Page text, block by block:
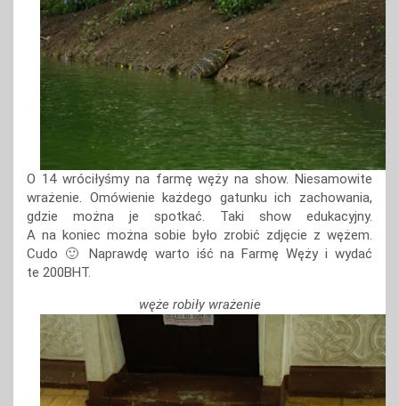
O 14 wróciłyśmy na farmę węży na show. Niesamowite
wrażenie. Omówienie każdego gatunku ich zachowania,
gdzie można je spotkać. Taki show edukacyjny.
A na koniec można sobie było zrobić zdjęcie z wężem.
Cudo 🙂 Naprawdę warto iść na Farmę Węży i wydać
te 200BHT.
węże robiły wrażenie